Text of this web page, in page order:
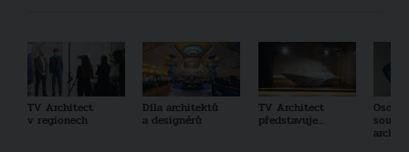
TV Architect
v regionech
Díla architektů
a designérů
TV Architect
představuje...